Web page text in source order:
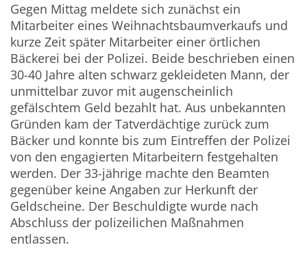
Gegen Mittag meldete sich zunächst ein
Mitarbeiter eines Weihnachtsbaumverkaufs und
kurze Zeit später Mitarbeiter einer örtlichen
Bäckerei bei der Polizei. Beide beschrieben einen
30-40 Jahre alten schwarz gekleideten Mann, der
unmittelbar zuvor mit augenscheinlich
gefälschtem Geld bezahlt hat. Aus unbekannten
Gründen kam der Tatverdächtige zurück zum
Bäcker und konnte bis zum Eintreffen der Polizei
von den engagierten Mitarbeitern festgehalten
werden. Der 33-jährige machte den Beamten
gegenüber keine Angaben zur Herkunft der
Geldscheine. Der Beschuldigte wurde nach
Abschluss der polizeilichen Maßnahmen
entlassen.